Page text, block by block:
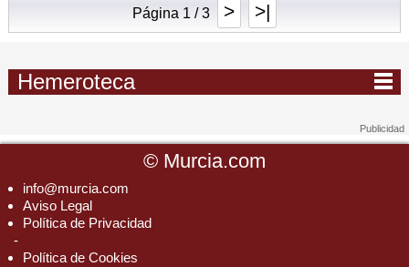
Página 1 / 3 > >|
Hemeroteca
© Murcia.com
info@murcia.com
Aviso Legal
Política de Privacidad
-
Política de Cookies